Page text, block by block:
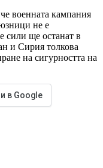
военната кампания
не е
сили ще останат в
и Сирия толкова
на сигурността на
в Google